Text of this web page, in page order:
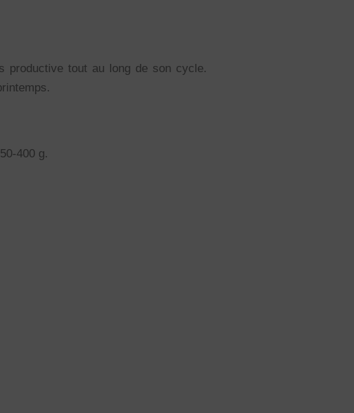
productive tout au long de son cycle.
400 g.